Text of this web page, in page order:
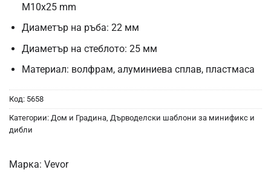
M10x25 mm
Диаметър на ръба: 22 мм
Диаметър на стеблото: 25 мм
Материал: волфрам, алуминиева сплав, пластмаса
Код: 5658
Категории: Дом и Градина, Дърводелски шаблони за минификс и
дибли
Марка: Vevor